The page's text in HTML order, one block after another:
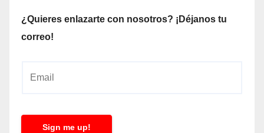
¿Quieres enlazarte con nosotros? ¡Déjanos tu
correo!
Sign me up!